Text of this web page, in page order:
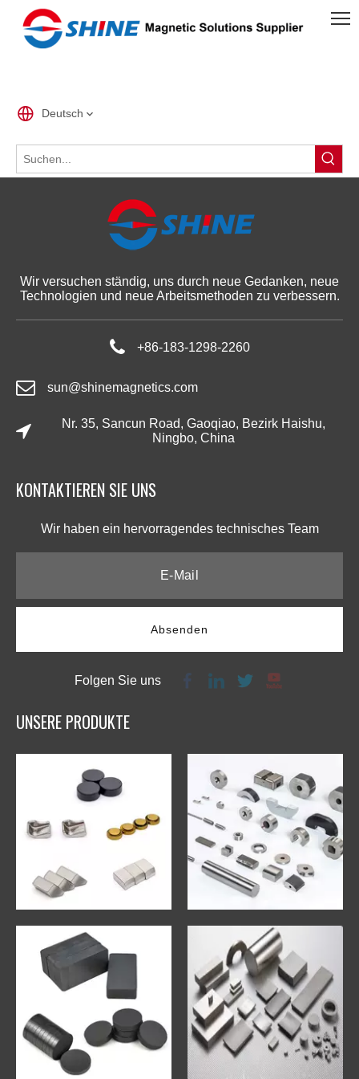
Deutsch
Wir versuchen ständig, uns durch neue Gedanken, neue
Technologien und neue Arbeitsmethoden zu verbessern.
+86-183-1298-2260
sun@shinemagnetics.com
Nr. 35, Sancun Road, Gaoqiao, Bezirk Haishu,
Ningbo, China
KONTAKTIEREN SIE UNS​​​​​​​
Wir haben ein hervorragendes technisches Team​​​​​​​
Absenden
Folgen Sie uns
UNSERE PRODUKTE